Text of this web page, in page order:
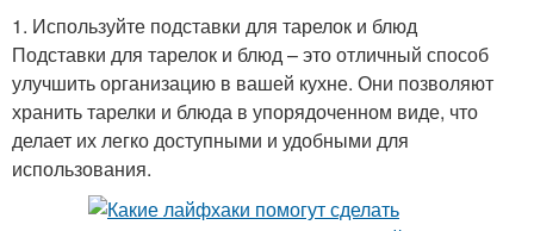
1. Используйте подставки для тарелок и блюд
Подставки для тарелок и блюд – это отличный способ
улучшить организацию в вашей кухне. Они позволяют
хранить тарелки и блюда в упорядоченном виде, что
делает их легко доступными и удобными для
использования.